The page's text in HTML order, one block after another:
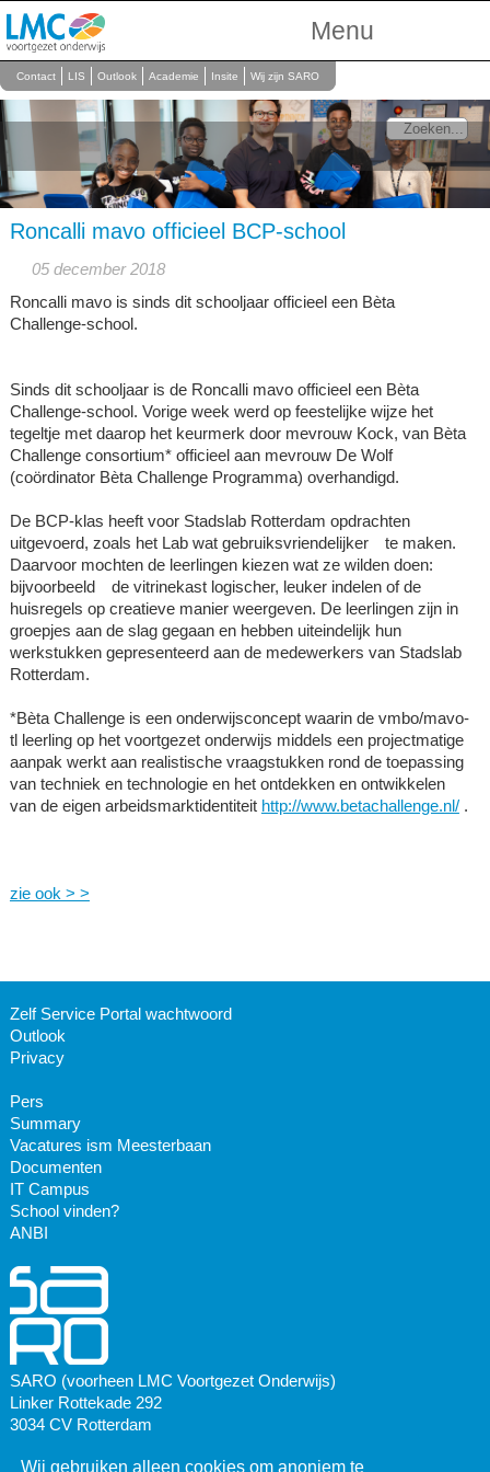
Wij gebruiken alleen cookies om anoniem te
Menu
Over Ons
Scholen
Onderwijs
Personeel
Contact LIS Outlook Academie Insite Wij zijn SARO
Roncalli mavo officieel BCP-school
05 december 2018
Roncalli mavo is sinds dit schooljaar officieel een Bèta
Challenge-school.
Sinds dit schooljaar is de Roncalli mavo officieel een Bèta
Challenge-school. Vorige week werd op feestelijke wijze het
tegeltje met daarop het keurmerk door mevrouw Kock, van Bèta
Challenge consortium* officieel aan mevrouw De Wolf
(coördinator Bèta Challenge Programma) overhandigd.
De BCP-klas heeft voor Stadslab Rotterdam opdrachten
uitgevoerd, zoals het Lab wat gebruiksvriendelijker te maken.
Daarvoor mochten de leerlingen kiezen wat ze wilden doen:
bijvoorbeeld de vitrinekast logischer, leuker indelen of de
huisregels op creatieve manier weergeven. De leerlingen zijn in
groepjes aan de slag gegaan en hebben uiteindelijk hun
werkstukken gepresenteerd aan de medewerkers van Stadslab
Rotterdam.
*Bèta Challenge is een onderwijsconcept waarin de vmbo/mavo-
tl leerling op het voortgezet onderwijs middels een projectmatige
aanpak werkt aan realistische vraagstukken rond de toepassing
van techniek en technologie en het ontdekken en ontwikkelen
van de eigen arbeidsmarktidentiteit http://www.betachallenge.nl/.
zie ook > >
Zelf Service Portal wachtwoord
Outlook
Privacy
Pers
Summary
Vacatures ism Meesterbaan
Documenten
IT Campus
School vinden?
ANBI
SARO (voorheen LMC Voortgezet Onderwijs)
Linker Rottekade 292
3034 CV Rotterdam
Postadres: